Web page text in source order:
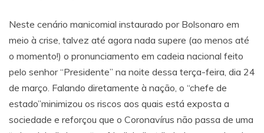
Neste cenário manicomial instaurado por Bolsonaro em
meio à crise, talvez até agora nada supere (ao menos até
o momento!) o pronunciamento em cadeia nacional feito
pelo senhor “Presidente” na noite dessa terça-feira, dia 24
de março. Falando diretamente à nação, o “chefe de
estado”minimizou os riscos aos quais está exposta a
sociedade e reforçou que o Coronavírus não passa de uma